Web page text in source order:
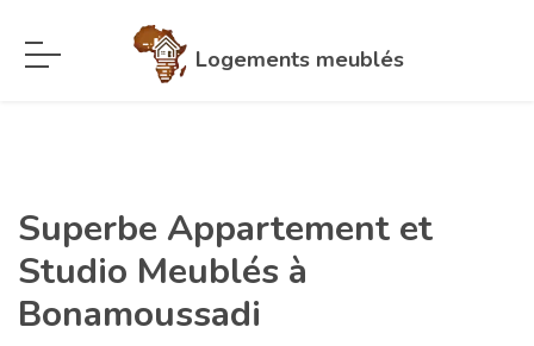
Logements meublés
Superbe Appartement et
Studio Meublés à
Bonamoussadi